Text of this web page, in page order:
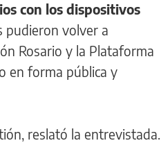
con los dispositivos
pudieron volver a
Rosario y la Plataforma
en forma pública y
reslató la entrevistada.